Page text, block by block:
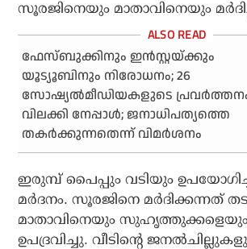
സൂരജിനെയും മാതാവിനെയും
ഫേസ്ബുക്കിനും ഇന്‍സ്റ്റയ്ക്കും
യൂട്യൂബിനും നിരോധനം; 26
സോഷ്യല്‍മീഡിയകളുടെ
വിലക്കി നേപ്പാള്‍; ജനാധിപത്യത്തെ
തകര്‍ക്കുന്നതെന്ന് വിമര്‍ശനം
ഇരുമ്പ് പൈപ്പും വടിയും
മര്‍ദനം. സൂരജിനെ മര്‍ദിക്കന്നത്
മാതാവിനെയും
ഉപദ്രവിച്ചു. വീടിന്റെ